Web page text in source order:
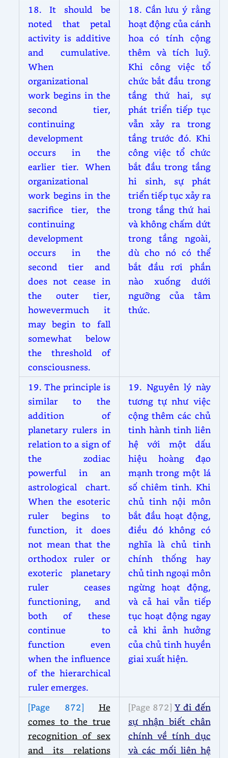
18. It should be
noted that petal
activity is additive
and cumulative.
When
organizational
work begins in the
second tier,
continuing
development
occurs in the
earlier tier. When
organizational
work begins in the
sacrifice tier, the
continuing
development
occurs in the
second tier and
does not cease in
the outer tier,
howevermuch it
may begin to fall
somewhat below
the threshold of
consciousness.
18. Cần lưu ý rằng
hoạt động của cánh
hoa có tính cộng
thêm và tích luỹ.
Khi công việc tổ
chức bắt đầu trong
tầng thứ hai, sự
phát triển tiếp tục
vẫn xảy ra trong
tầng trước đó. Khi
công việc tổ chức
bắt đầu trong tầng
hi sinh, sự phát
triển tiếp tục xảy ra
trong tầng thứ hai
và không chấm dứt
trong tầng ngoài,
dù cho nó có thể
bắt đầu rơi phần
nào xuống dưới
ngưỡng của tâm
thức.
19. The principle is
similar to the
addition of
planetary rulers in
relation to a sign of
the zodiac
powerful in an
astrological chart.
When the esoteric
ruler begins to
function, it does
not mean that the
orthodox ruler or
exoteric planetary
ruler ceases
functioning, and
both of these
continue to
function even
when the influence
of the hierarchical
ruler emerges.
19. Nguyên lý này
tương tự như việc
cộng thêm các chủ
tinh hành tinh liên
hệ với một dấu
hiệu hoàng đạo
mạnh trong một lá
số chiêm tinh. Khi
chủ tinh nội môn
bắt đầu hoạt động,
điều đó không có
nghĩa là chủ tinh
chính thống hay
chủ tinh ngoại môn
ngừng hoạt động,
và cả hai vẫn tiếp
tục hoạt động ngay
cả khi ảnh hưởng
của chủ tinh huyền
giai xuất hiện.
[Page 872]
He
comes to the true
recognition of sex
and its relations
[Page 872] Y đi đến
sự nhận biết chân
chính về tính dục
và các mối liên hệ